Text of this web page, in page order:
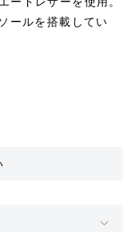
ールを搭載してい